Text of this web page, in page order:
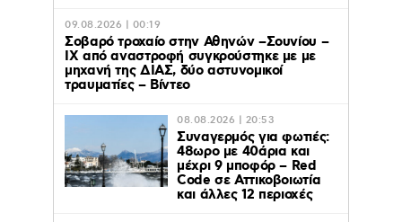
09.08.2026 | 00:19
Σοβαρό τροχαίο στην Αθηνών –Σουνίου –
ΙΧ από αναστροφή συγκρούστηκε με με
μηχανή της ΔΙΑΣ, δύο αστυνομικοί
τραυματίες – Βίντεο
08.08.2026 | 20:53
Συναγερμός για φωτιές:
48ωρο με 40άρια και
μέχρι 9 μποφόρ – Red
Code σε Αττικοβοιωτία
και άλλες 12 περιοχές